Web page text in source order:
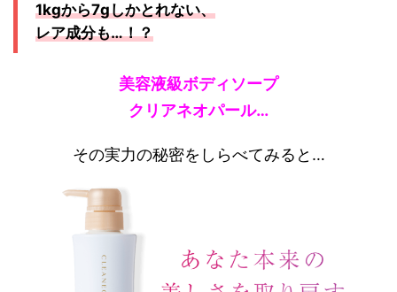
1kgから7gしかとれない、
レア成分も…！？
美容液級ボディソープ
クリアネオパール…
その実力の秘密をしらべてみると…